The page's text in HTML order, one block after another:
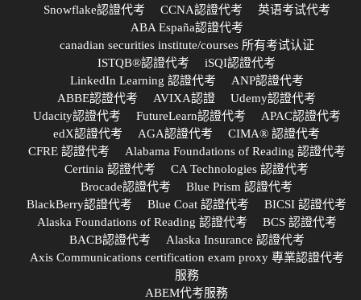
Snowflake認證代考
CCNA認證代考
英语考试代考
ABA España認證代考
canadian securities institute/courses 所有考试认证
ISTQB®認證代考
iSQI認證代考
LinkedIn Learning 認證代考
ANP認證代考
ABBE認證代考
AVIXA認證
Udemy認證代考
Udacity認證代考
FutureLearn認證代考
APAC認證代考
edX認證代考
AGA認證代考
CIMA® 認證代考
CFRE 認證代考
Alabama Foundations of Reading 認證代考
Certinia 認證代考
CA Technologies 認證代考
Brocade認證代考
Blue Prism 認證代考
BlackBerry認證代考
Blue Coat 認證代考
BICSI 認證代考
Alaska Foundations of Reading 認證代考
BCS 認證代考
BACB認證代考
Alaska Insurance 認證代考
Axis Communications certification exam proxy 專業認證代考
服務
ABEM代考服務